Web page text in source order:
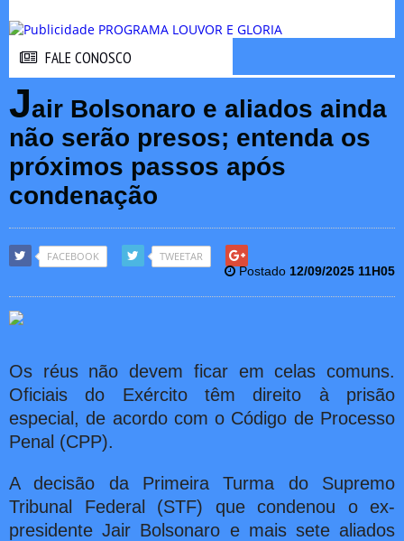
FALE CONOSCO
Jair Bolsonaro e aliados ainda
não serão presos; entenda os
próximos passos após
condenação
FACEBOOK TWEETAR
Postado 12/09/2025 11H05
Os réus não devem ficar em celas comuns.
Oficiais do Exército têm direito à prisão
especial, de acordo com o Código de Processo
Penal (CPP).
A decisão da Primeira Turma do Supremo
Tribunal Federal (STF) que condenou o ex-
presidente Jair Bolsonaro e mais sete aliados